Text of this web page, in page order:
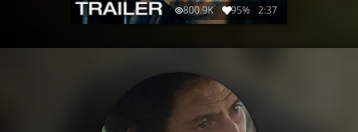
800.9K 95% 2:37